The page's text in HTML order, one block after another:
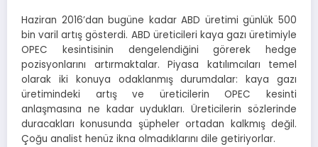
Haziran 2016’dan bugüne kadar ABD üretimi günlük 500
bin varil artış gösterdi. ABD üreticileri kaya gazı üretimiyle
OPEC kesintisinin dengelendiğini görerek hedge
pozisyonlarını artırmaktalar. Piyasa katılımcıları temel
olarak iki konuya odaklanmış durumdalar: kaya gazı
üretimindeki artış ve üreticilerin OPEC kesinti
anlaşmasına ne kadar uydukları. Üreticilerin sözlerinde
duracakları konusunda şüpheler ortadan kalkmış değil.
Çoğu analist henüz ikna olmadıklarını dile getiriyorlar.